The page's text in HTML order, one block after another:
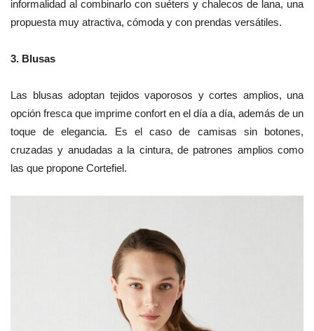
informalidad al combinarlo con suéters y chalecos de lana, una
propuesta muy atractiva, cómoda y con prendas versátiles.
3. Blusas
Las blusas adoptan tejidos vaporosos y cortes amplios, una
opción fresca que imprime confort en el día a día, además de un
toque de elegancia. Es el caso de camisas sin botones,
cruzadas y anudadas a la cintura, de patrones amplios como
las que propone Cortefiel.